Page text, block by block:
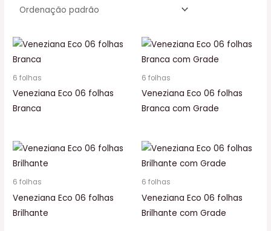
6 folhas
Veneziana Eco 06 folhas
Branca
6 folhas
Veneziana Eco 06 folhas
Branca com Grade
6 folhas
Veneziana Eco 06 folhas
Brilhante
6 folhas
Veneziana Eco 06 folhas
Brilhante com Grade